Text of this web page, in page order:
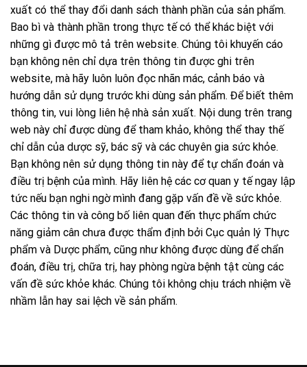
xuất có thể thay đổi danh sách thành phần của sản phẩm.
Bao bì và thành phần trong thực tế có thể khác biệt với
những gì được mô tả trên website. Chúng tôi khuyến cáo
bạn không nên chỉ dựa trên thông tin được ghi trên
website, mà hãy luôn luôn đọc nhãn mác, cảnh báo và
hướng dẫn sử dụng trước khi dùng sản phẩm. Để biết thêm
thông tin, vui lòng liên hệ nhà sản xuất. Nội dung trên trang
web này chỉ được dùng để tham khảo, không thể thay thế
chỉ dẫn của dược sỹ, bác sỹ và các chuyên gia sức khỏe.
Bạn không nên sử dụng thông tin này để tự chẩn đoán và
điều trị bệnh của mình. Hãy liên hệ các cơ quan y tế ngay lập
tức nếu bạn nghi ngờ mình đang gặp vấn đề về sức khỏe.
Các thông tin và công bố liên quan đến thực phẩm chức
năng giảm cân chưa được thẩm định bởi Cục quản lý Thực
phẩm và Dược phẩm, cũng như không được dùng để chẩn
đoán, điều trị, chữa trị, hay phòng ngừa bệnh tật cùng các
vấn đề sức khỏe khác. Chúng tôi không chịu trách nhiệm về
nhầm lẫn hay sai lệch về sản phẩm.